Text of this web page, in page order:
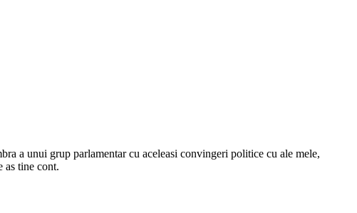
a unui grup parlamentar cu aceleasi convingeri politice cu ale mele,
as tine cont.